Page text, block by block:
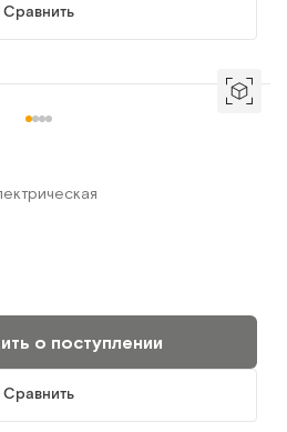
Сравнить
о поступлении
Сравнить